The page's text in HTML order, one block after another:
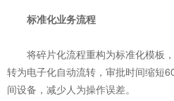
‌标准化业务流程‌
将碎片化流程重构为标准化模板
转为电子化自动流转，审批时间缩短
间设备，减少人为操作误差。